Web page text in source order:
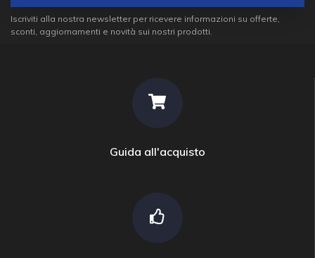
Iscriviti alla nostra newsletter per ricevere informazioni su offerte,
sconti, aggiornamenti e novità sui nostri prodotti.
Guida all'acquisto